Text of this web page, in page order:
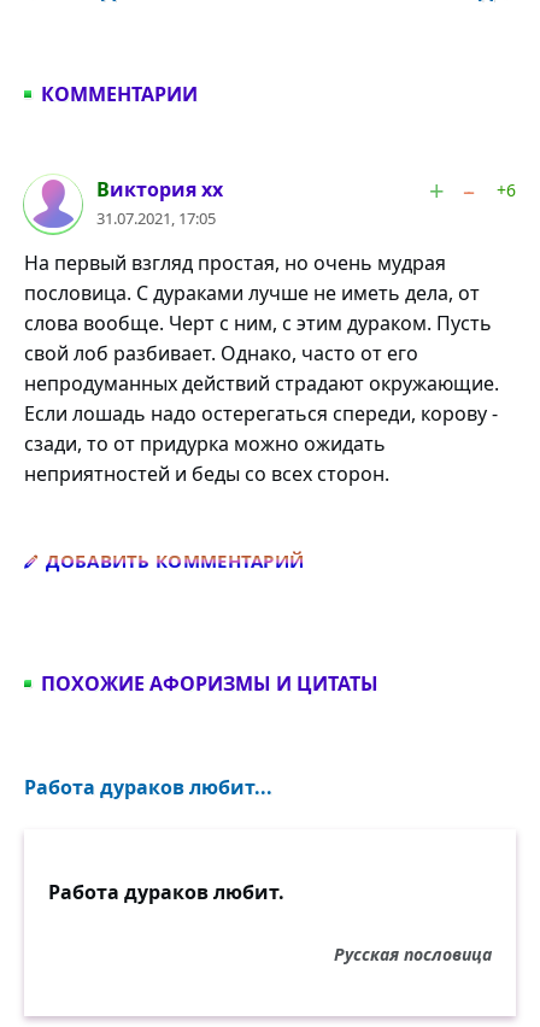
КОММЕНТАРИИ
#1Виктория хx
31.07.2021, 17:05
+6
На первый взгляд простая, но очень мудрая
пословица. С дураками лучше не иметь дела, от
слова вообще. Черт с ним, с этим дураком. Пусть
свой лоб разбивает. Однако, часто от его
непродуманных действий страдают окружающие.
Если лошадь надо остерегаться спереди, корову -
сзади, то от придурка можно ожидать
неприятностей и беды со всех сторон.
ДОБАВИТЬ КОММЕНТАРИЙ
ПОХОЖИЕ АФОРИЗМЫ И ЦИТАТЫ
Работа дураков любит...
Работа дураков любит.
Русская пословица